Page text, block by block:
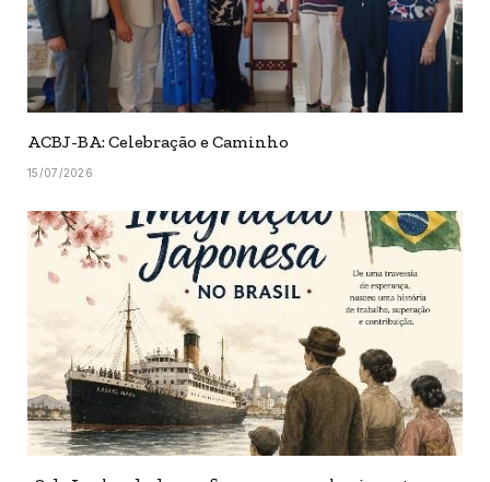
ACBJ-BA: Celebração e Caminho
15/07/2026